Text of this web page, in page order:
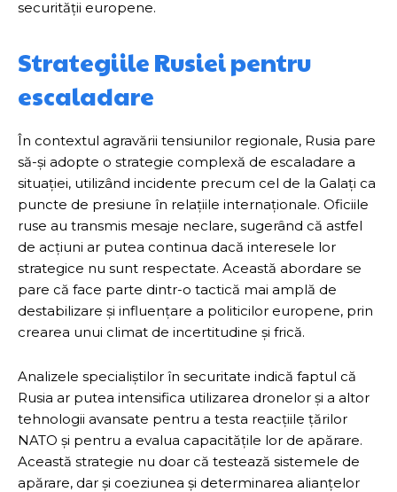
securității europene.
Strategiile Rusiei pentru
escaladare
În contextul agravării tensiunilor regionale, Rusia pare
să-și adopte o strategie complexă de escaladare a
situației, utilizând incidente precum cel de la Galați ca
puncte de presiune în relațiile internaționale. Oficiile
ruse au transmis mesaje neclare, sugerând că astfel
de acțiuni ar putea continua dacă interesele lor
strategice nu sunt respectate. Această abordare se
pare că face parte dintr-o tactică mai amplă de
destabilizare și influențare a politicilor europene, prin
crearea unui climat de incertitudine și frică.
Analizele specialiștilor în securitate indică faptul că
Rusia ar putea intensifica utilizarea dronelor și a altor
tehnologii avansate pentru a testa reacțiile țărilor
NATO și pentru a evalua capacitățile lor de apărare.
Această strategie nu doar că testează sistemele de
apărare, dar și coeziunea și determinarea alianțelor